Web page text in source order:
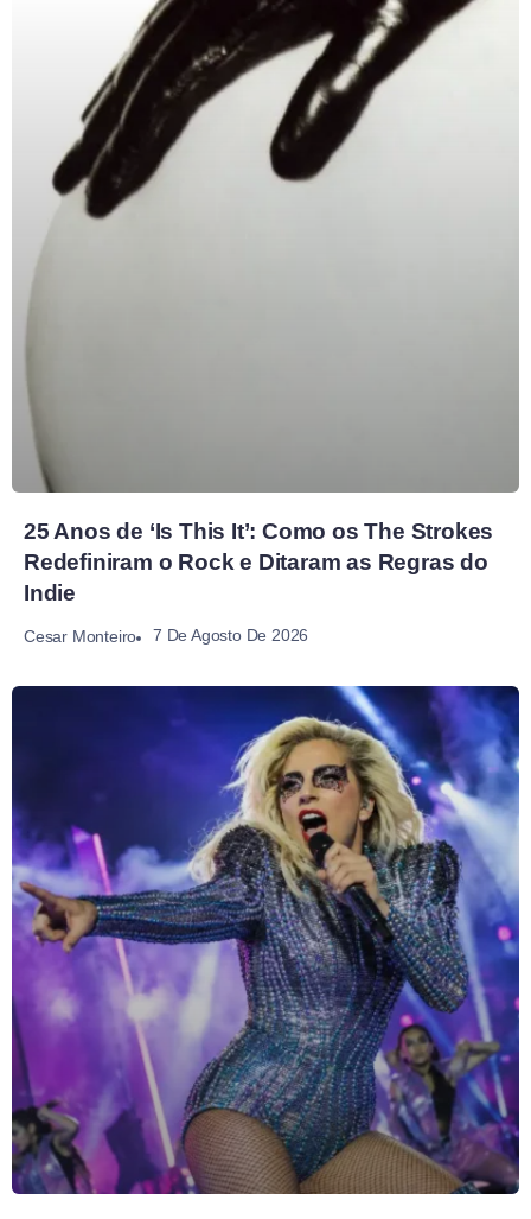
25 Anos de ‘Is This It’: Como os The Strokes
Redefiniram o Rock e Ditaram as Regras do
Indie
Cesar Monteiro 7 De Agosto De 2026